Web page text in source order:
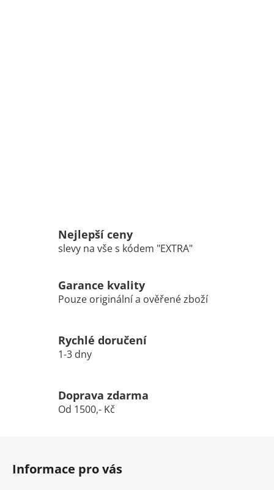
Nejlepší ceny
slevy na vše s kódem "EXTRA"
Garance kvality
Pouze originální a ověřené zboží
Rychlé doručení
1-3 dny
Doprava zdarma
Od 1500,- Kč
Informace pro vás